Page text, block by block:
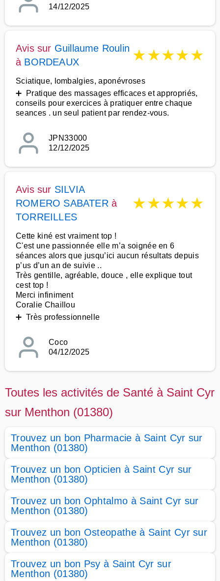
14/12/2025
Avis sur Guillaume Roulin
à BORDEAUX ★★★★★
Sciatique, lombalgies, aponévroses
➕ Pratique des massages efficaces et appropriés,
conseils pour exercices à pratiquer entre chaque
seances . un seul patient par rendez-vous.
JPN33000
12/12/2025
Avis sur SILVIA
ROMERO SABATER à
TORREILLES
★★★★★
Cette kiné est vraiment top !
C'est une passionnée elle m’a soignée en 6
séances alors que jusqu’ici aucun résultats depuis
p’us d’un an de suivie ..
Très gentille, agréable, douce , elle explique tout
cest top !
Merci infiniment
Coralie Chaillou
➕ Très professionnelle
Coco
04/12/2025
Toutes les activités de Santé à Saint Cyr
sur Menthon (01380)
Trouvez un bon Pharmacie à Saint Cyr sur
Menthon (01380)
Trouvez un bon Opticien à Saint Cyr sur
Menthon (01380)
Trouvez un bon Ophtalmo à Saint Cyr sur
Menthon (01380)
Trouvez un bon Osteopathe à Saint Cyr sur
Menthon (01380)
Trouvez un bon Psy à Saint Cyr sur
Menthon (01380)